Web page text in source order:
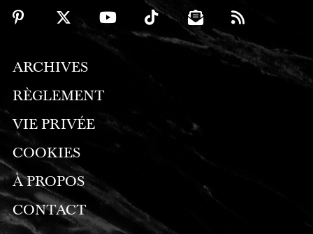
ARCHIVES
RÈGLEMENT
VIE PRIVÉE
COOKIES
À PROPOS
CONTACT